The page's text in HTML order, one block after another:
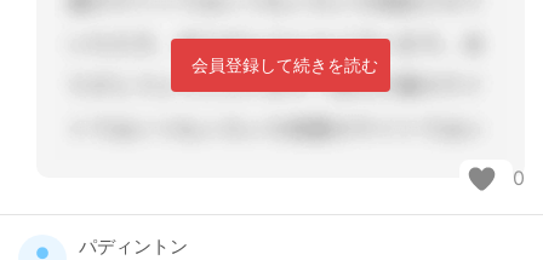
会員登録して続きを読む
0
パディントン